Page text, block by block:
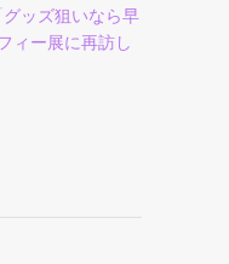
グッズ狙いなら早
ィー展に再訪し